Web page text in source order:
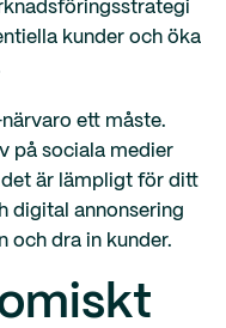
kunder och öka
ett måste.
på sociala medier
är lämpligt för ditt
digital annonsering
och dra in kunder.